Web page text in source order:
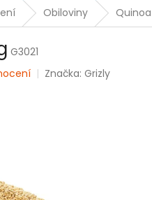
Obiloviny Quinoa
G3021
Značka: Grizly